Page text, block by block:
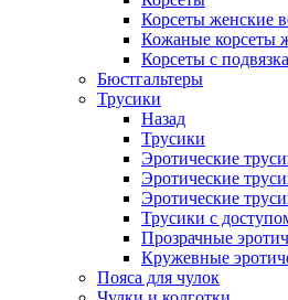
Корсеты женские
Кожаные корсеты
Корсеты с
Бюстгальтеры
Трусики
Назад
Трусики
Эротические
Эротические
Эротические
Трусики с
Прозрачные
Кружевные
Пояса для чулок